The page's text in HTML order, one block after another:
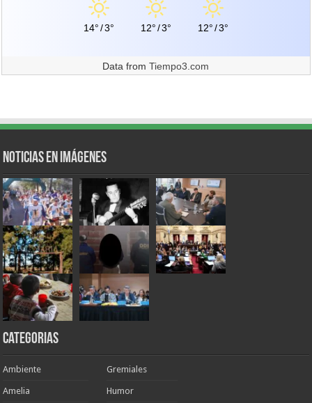
14°/3° 12°/3° 12°/3°
Data fromTiempo3.com
Noticias en Imágenes
Categorias
Ambiente
Amelia
Gremiales
Humor